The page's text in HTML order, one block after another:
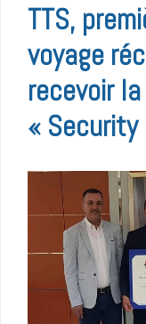
TTS,
voyage
recevoir
« Security